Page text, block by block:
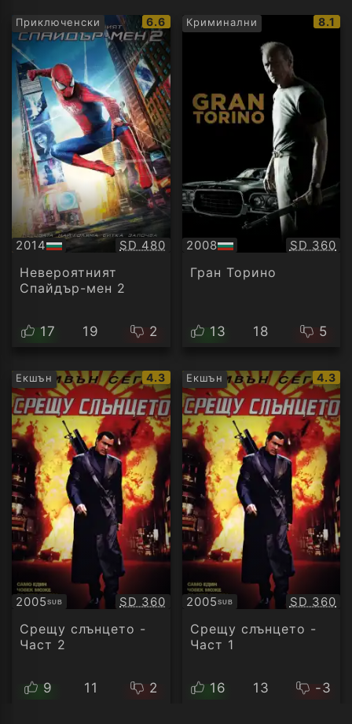
Приключенски
IMDb
рейтинг:
6.6
2014
БГ
аудио
Качество:
SD 480
Невероятният
Спайдър-мен 2
17 19 2
Криминални
IMDb
8.1
2008
БГ
аудио
SD 360
Гран Торино
13 18 5
Екшън
IMDb
рейтинг:
4.3
2005SUB
Субтитри Качество:
SD 360
Срещу слънцето -
Част 2
9 11 2
Екшън
IMDb
4.3
2005SUB
Субтитри SD 360
Срещу слънцето -
Част 1
16 13 -3